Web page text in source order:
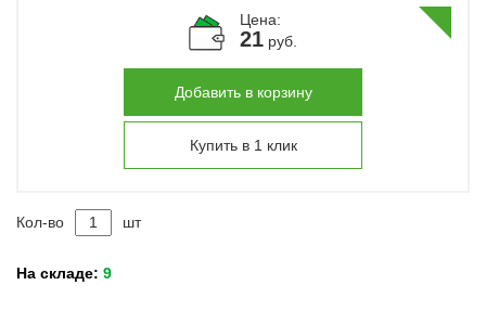
Цена:
21 руб.
Добавить в корзину
Купить в 1 клик
Кол-во шт
На складе: 9